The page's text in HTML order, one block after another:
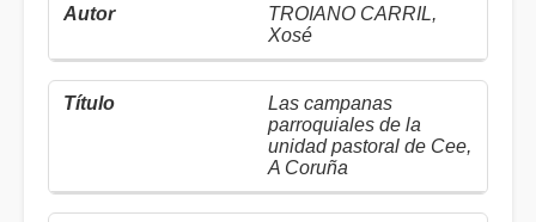
TROIANO CARRIL,
Xosé
Las campanas
parroquiales de la
unidad pastoral de Cee,
A Coruña